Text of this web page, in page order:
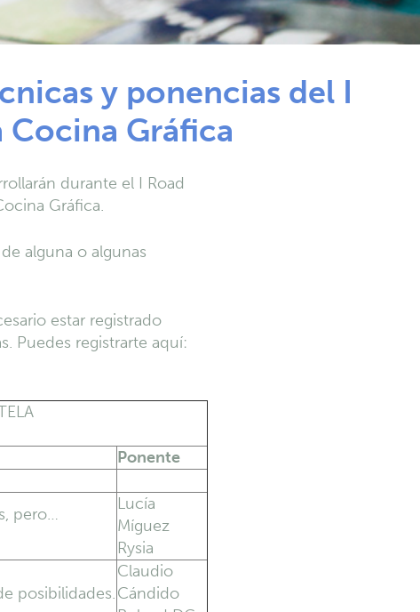
y ponencias del I
Cocina Gráfica
durante el I Road
Gráfica.
alguna o algunas
estar registrado
Puedes registrarte aquí:
Ponente
pero…
Lucía
Míguez
Rysia
posibilidades.
Claudio
Cándido